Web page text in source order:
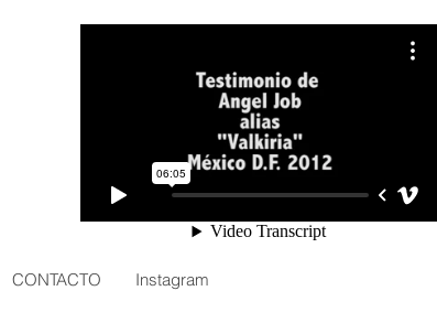
CONTACTO Instagram